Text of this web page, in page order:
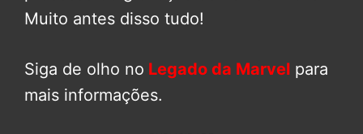
Muito antes disso tudo!
Siga de olho no Legado da Marvel para
mais informações.